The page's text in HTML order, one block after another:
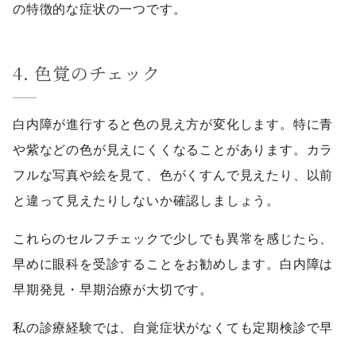
の特徴的な症状の一つです。
4. 色覚のチェック
白内障が進行すると色の見え方が変化します。特に青
や紫などの色が見えにくくなることがあります。カラ
フルな写真や絵を見て、色がくすんで見えたり、以前
と違って見えたりしないか確認しましょう。
これらのセルフチェックで少しでも異常を感じたら、
早めに眼科を受診することをお勧めします。白内障は
早期発見・早期治療が大切です。
私の診療経験では、自覚症状がなくても定期検診で早